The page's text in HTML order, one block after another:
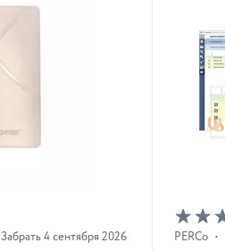
Забрать 4 сентября 2026 г. PERCo •